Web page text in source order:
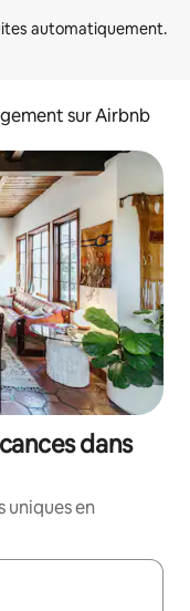
sur Airbnb
dans
uniques en
les flèches vers le